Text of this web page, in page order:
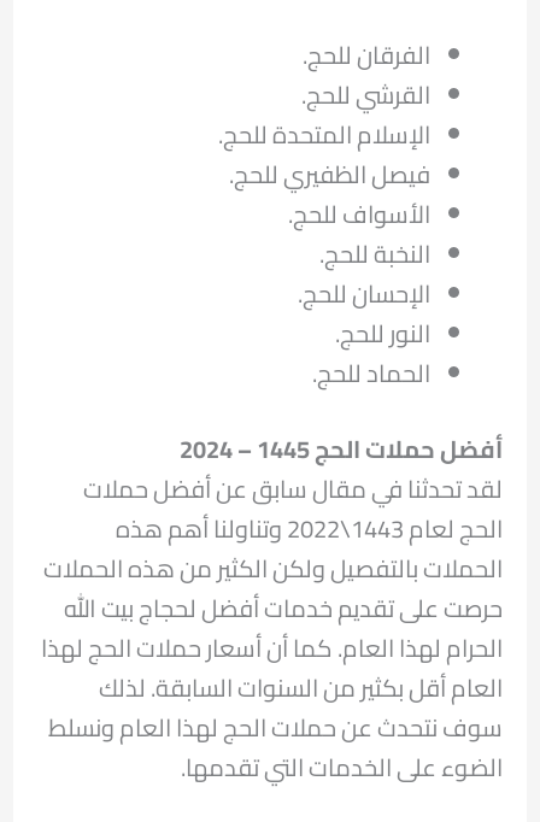
الفرقان للحج.
القرشي للحج.
الإسلام المتحدة للحج.
فيصل الظفيري للحج.
الأسواف للحج.
النخبة للحج.
الإحسان للحج.
النور للحج.
الحماد للحج.
أفضل حملات الحج 1445 – 2024
لقد تحدثنا في مقال سابق عن أفضل حملات
الحج لعام 1443\2022 وتناولنا أهم هذه
الحملات بالتفصيل ولكن الكثير من هذه الحملات
حرصت على تقديم خدمات أفضل لحجاج بيت الله
الحرام لهذا العام. كما أن أسعار حملات الحج لهذا
العام أقل بكثير من السنوات السابقة. لذلك
سوف نتحدث عن حملات الحج لهذا العام ونسلط
الضوء على الخدمات التي تقدمها.